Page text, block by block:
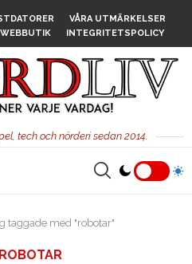
VÅRA UTMÄRKELSER
WEBBUTIK INTEGRITETSPOLICY
tech och nörderi sedan 2014.
taggade med "robotar"
ROBOTAR